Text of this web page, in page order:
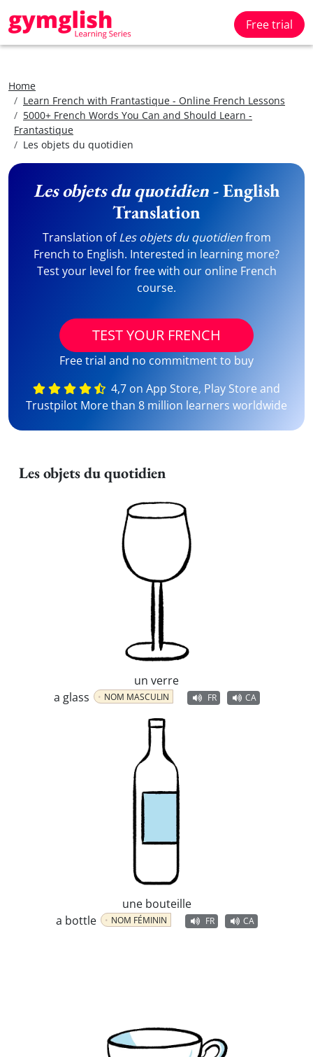
Free trial
Home
Learn French with Frantastique - Online French Lessons
5000+ French Words You Can and Should Learn -
Frantastique
Les objets du quotidien
Les objets du quotidien- English
Translation
Translation ofLes objets du quotidienfrom
French to English. Interested in learning more?
Test your level for free with our online French
course.
TEST YOUR FRENCH
Free trial and no commitment to buy
4,7 on App Store, Play Store and
Trustpilot More than 8 million learners worldwide
Les objets du quotidien
un verre
a glass
NOM MASCULIN FR CA
une bouteille
a bottle
NOM FÉMININ FR CA